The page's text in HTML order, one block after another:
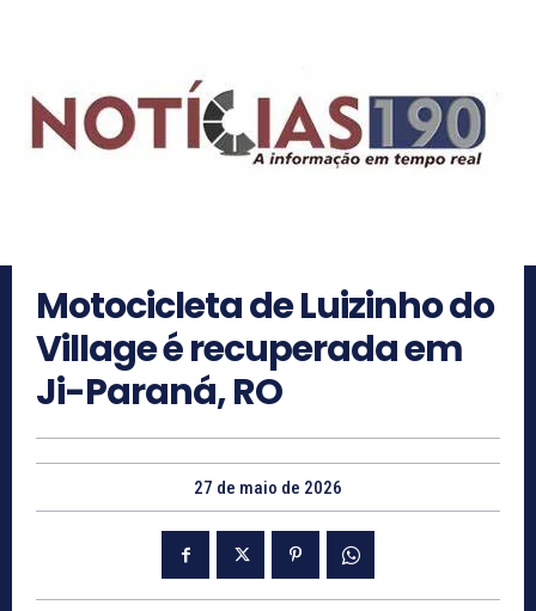
Motocicleta de Luizinho do
Village é recuperada em
Ji-Paraná, RO
27 de maio de 2026